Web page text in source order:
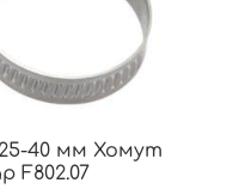
25-40 мм Хомут
F802.07